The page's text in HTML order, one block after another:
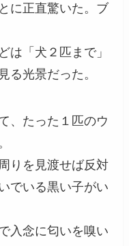
に正直驚いた。ブ
は「犬２匹まで」
る光景だった。
、たった１匹のウ
りを見渡せば反対
でいる黒い子がい
入念に匂いを嗅い